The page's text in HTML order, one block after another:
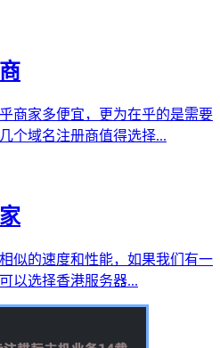
商家多便宜，更为在乎的是需要
个域名注册商值得选择...
似的速度和性能，如果我们有一
以选择香港服务器...